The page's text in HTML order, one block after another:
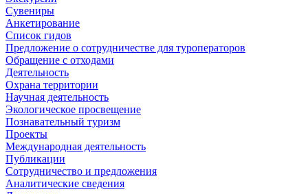
Сувениры
Анкетирование
Список гидов
Предложение о сотрудничестве для туроператоров
Обращение с отходами
Деятельность
Охрана территории
Научная деятельность
Экологическое просвещение
Познавательный туризм
Проекты
Международная деятельность
Публикации
Сотрудничество и предложения
Аналитические сведения